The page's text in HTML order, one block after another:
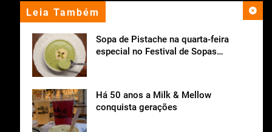
Leia Também
Sopa de Pistache na quarta-feira
especial no Festival de Sopas
Há 50 anos a Milk & Mellow
conquista gerações
apoio institucional